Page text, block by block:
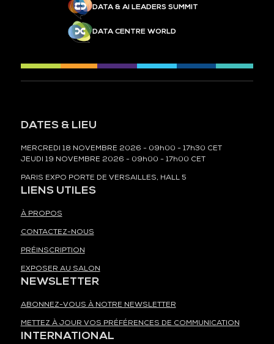
DATA & AI LEADERS SUMMIT
DATA CENTRE WORLD
DATES & LIEU
MERCREDI 18 NOVEMBRE 2026 - 09h00 - 17h30 CET
JEUDI 19 NOVEMBRE 2026 - 09h00 - 17h00 CET
PARIS EXPO PORTE DE VERSAILLES, HALL 5
LIENS UTILES
À PROPOS
CONTACTEZ-NOUS
PRÉINSCRIPTION
EXPOSER AU SALON
NEWSLETTER
ABONNEZ-VOUS À NOTRE NEWSLETTER
METTEZ À JOUR VOS PRÉFÉRENCES DE COMMUNICATION
INTERNATIONAL